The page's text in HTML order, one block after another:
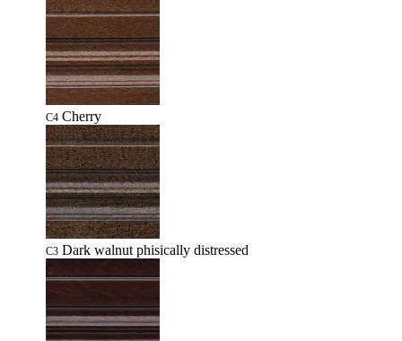
C4 Cherry
C3 Dark walnut phisically distressed